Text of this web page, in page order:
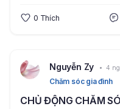
0 Thích
Nguyễn Zy 4
Chăm sóc gia đình
CHỦ ĐỘNG CHĂM